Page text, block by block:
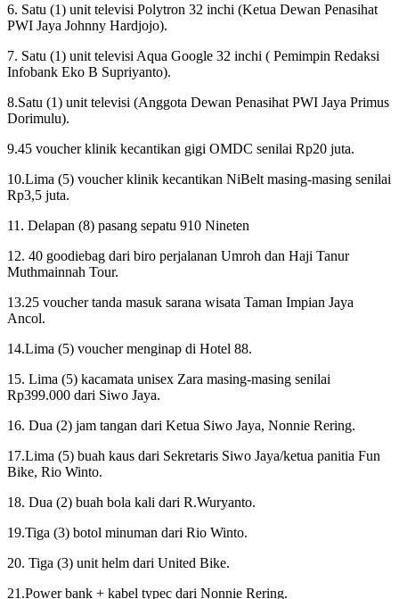
6. Satu (1) unit televisi Polytron 32 inchi (Ketua Dewan Penasihat
PWI Jaya Johnny Hardjojo).
7. Satu (1) unit televisi Aqua Google 32 inchi ( Pemimpin Redaksi
Infobank Eko B Supriyanto).
8.Satu (1) unit televisi (Anggota Dewan Penasihat PWI Jaya Primus
Dorimulu).
9.45 voucher klinik kecantikan gigi OMDC senilai Rp20 juta.
10.Lima (5) voucher klinik kecantikan NiBelt masing-masing senilai
Rp3,5 juta.
11. Delapan (8) pasang sepatu 910 Nineten
12. 40 goodiebag dari biro perjalanan Umroh dan Haji Tanur
Muthmainnah Tour.
13.25 voucher tanda masuk sarana wisata Taman Impian Jaya
Ancol.
14.Lima (5) voucher menginap di Hotel 88.
15. Lima (5) kacamata unisex Zara masing-masing senilai
Rp399.000 dari Siwo Jaya.
16. Dua (2) jam tangan dari Ketua Siwo Jaya, Nonnie Rering.
17.Lima (5) buah kaus dari Sekretaris Siwo Jaya/ketua panitia Fun
Bike, Rio Winto.
18. Dua (2) buah bola kali dari R.Wuryanto.
19.Tiga (3) botol minuman dari Rio Winto.
20. Tiga (3) unit helm dari United Bike.
21.Power bank + kabel typec dari Nonnie Rering.